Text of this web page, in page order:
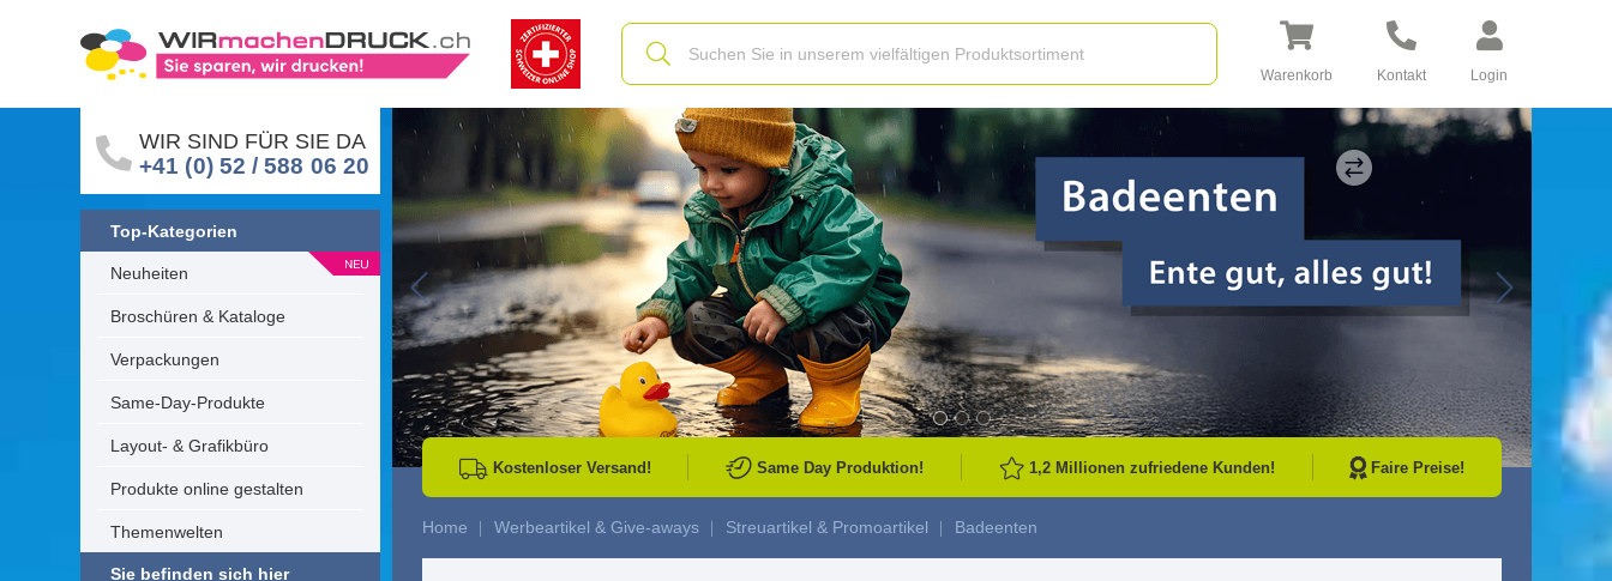
Warenkorb Kontakt Login
WIR SIND FÜR SIE DA
+41 (0) 52 / 588 06 20
Top-Kategorien
Neuheiten
Broschüren & Kataloge
Verpackungen
Same-Day-Produkte
Layout- & Grafikbüro
Produkte online gestalten
Themenwelten
Sie befinden sich hier
Go to Previous Slide Go to Next
Kostenloser Versand! Same Day Produktion! 1,2 Millionen zufriedene Kunden! Faire Preise!
Home Werbeartikel & Give-aways Streuartikel & Promoartikel Badeenten